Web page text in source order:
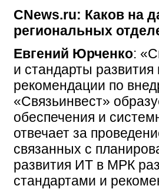
CNews.ru: Каков на
региональных
Евгений Юрченко:
и стандарты
рекомендации по
«Связьинвест»
обеспечения и
отвечает за
связанных с
развития ИТ в МРК
стандартами и